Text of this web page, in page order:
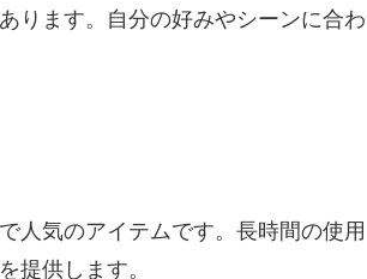
ります。自分の好みやシーンに合わ
人気のアイテムです。長時間の使用
提供します。